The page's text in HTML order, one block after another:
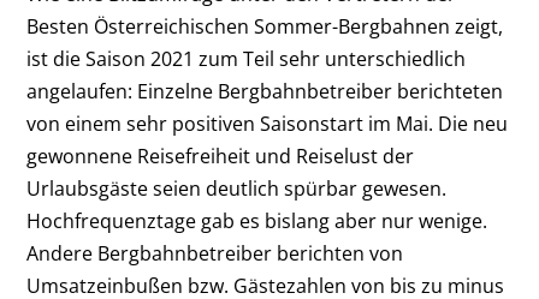
Besten Österreichischen Sommer-Bergbahnen zeigt,
ist die Saison 2021 zum Teil sehr unterschiedlich
angelaufen: Einzelne Bergbahnbetreiber berichteten
von einem sehr positiven Saisonstart im Mai. Die neu
gewonnene Reisefreiheit und Reiselust der
Urlaubsgäste seien deutlich spürbar gewesen.
Hochfrequenztage gab es bislang aber nur wenige.
Andere Bergbahnbetreiber berichten von
Umsatzeinbußen bzw. Gästezahlen von bis zu minus